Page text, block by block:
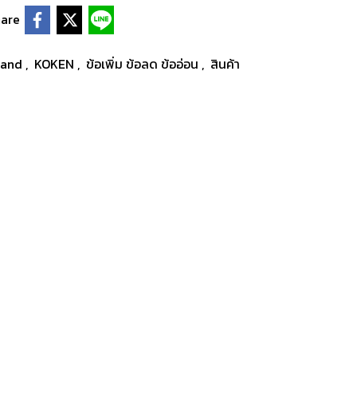
, KOKEN , ข้อเพิ่ม ข้อลด ข้ออ่อน , สินค้า